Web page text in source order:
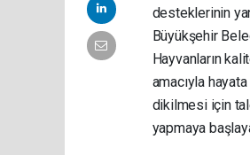
desteklerinin
Büyükşehir
Hayvanların
amacıyla
dikilmesi için
yapmaya